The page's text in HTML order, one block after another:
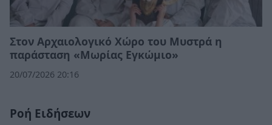
Στον Αρχαιολογικό Χώρο του Μυστρά η
παράσταση «Μωρίας Εγκώμιο»
20/07/2026 20:16
Ροή Ειδήσεων